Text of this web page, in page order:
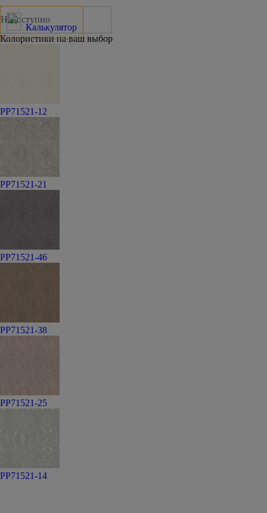
Калькулятор
Недоступно
Колористики на ваш выбор
PP71521-12
PP71521-21
PP71521-46
PP71521-38
PP71521-25
PP71521-14